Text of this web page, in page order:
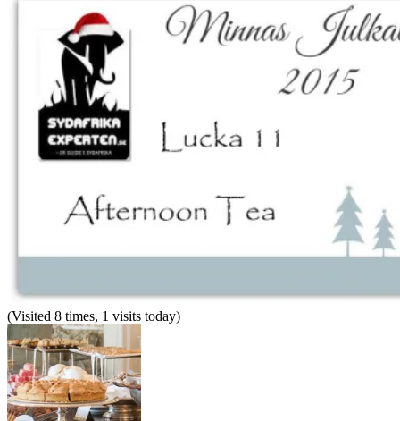
(Visited 8 times, 1 visits today)